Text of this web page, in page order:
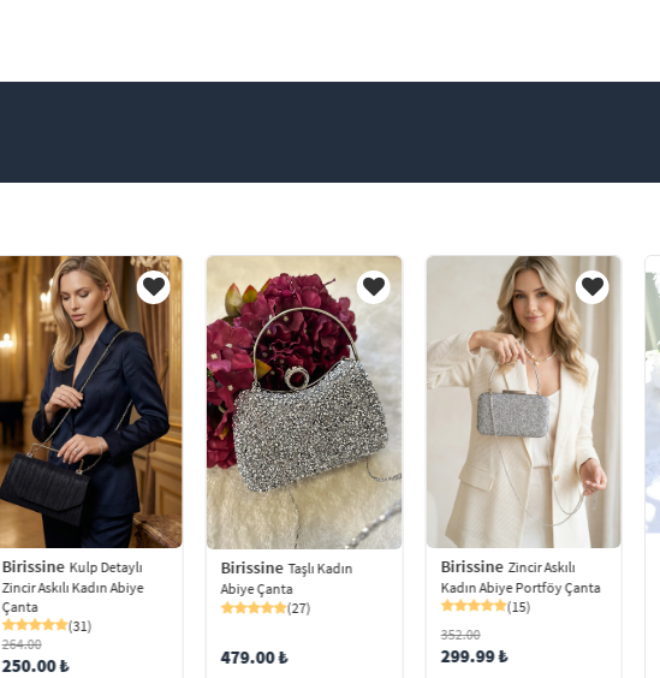
Birissine Kulp Detaylı
Zincir Askılı Kadın Abiye
Çanta
(31)
264.00
250.00 ₺
Birissine Taşlı Kadın
Abiye Çanta
(27)
479.00 ₺
Birissine Zincir Askılı
Kadın Abiye Portföy Çanta
(15)
352.00
299.99 ₺